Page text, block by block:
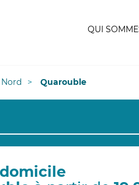
QUI
Nord Quarouble
domicile